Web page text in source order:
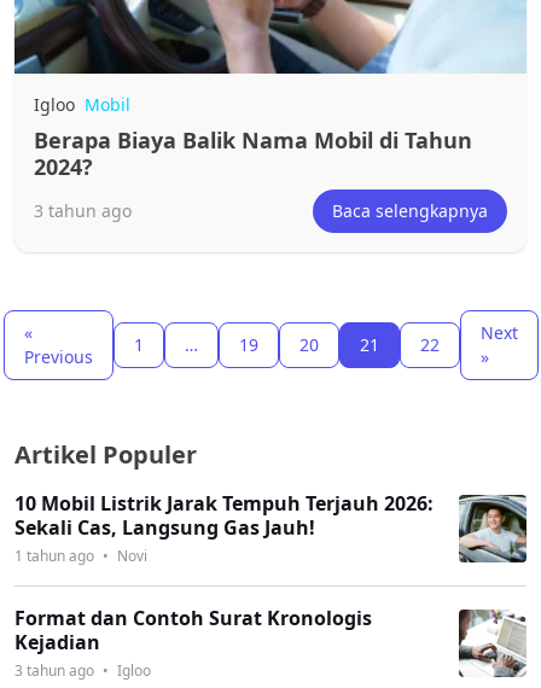
Igloo Mobil
Berapa Biaya Balik Nama Mobil di Tahun
2024?
3 tahun ago Baca selengkapnya
«
Previous
1 … 19 20 21 22
Next
»
Artikel Populer
10 Mobil Listrik Jarak Tempuh Terjauh 2026:
Sekali Cas, Langsung Gas Jauh!
1 tahun ago • Novi
Format dan Contoh Surat Kronologis
Kejadian
3 tahun ago • Igloo